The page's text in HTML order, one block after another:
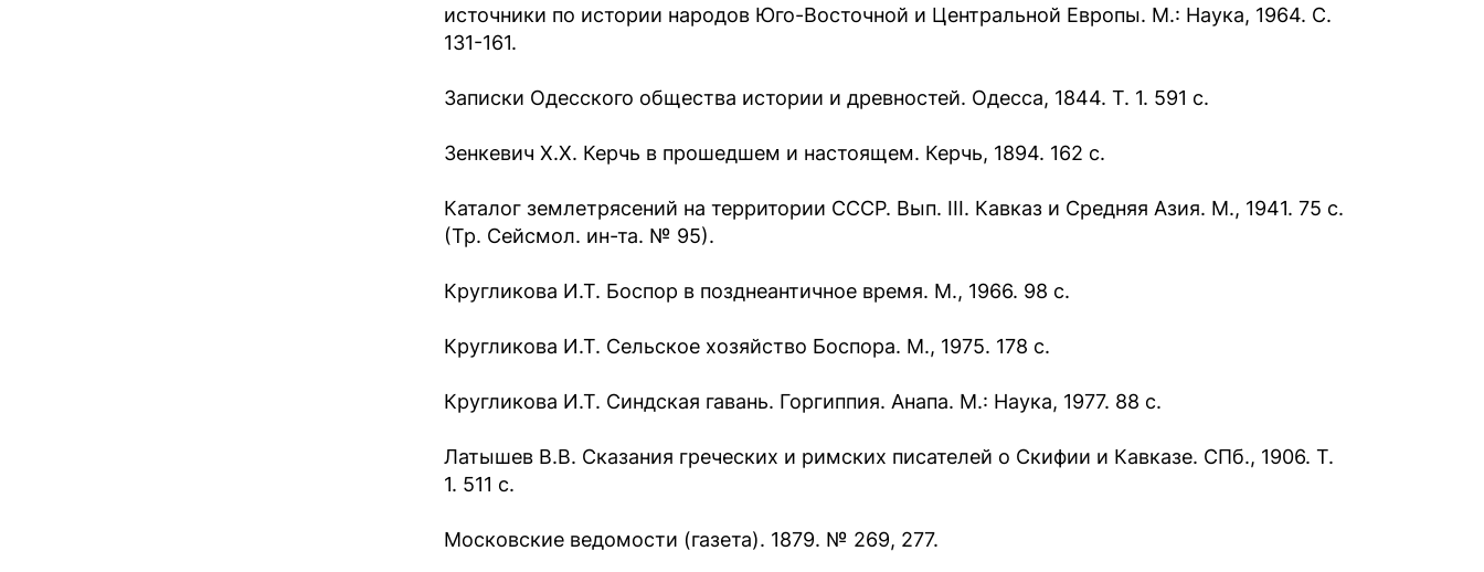
источники по истории народов Юго-Восточной и Центральной Европы. М.: Наука, 1964. С.
131-161.
Записки Одесского общества истории и древностей. Одесса, 1844. Т. 1. 591 с.
Зенкевич Х.Х. Керчь в прошедшем и настоящем. Керчь, 1894. 162 с.
Каталог землетрясений на территории СССР. Вып. III. Кавказ и Средняя Азия. М., 1941. 75 с.
(Тр. Сейсмол. ин-та. № 95).
Кругликова И.Т. Боспор в позднеантичное время. М., 1966. 98 с.
Кругликова И.Т. Сельское хозяйство Боспора. М., 1975. 178 с.
Кругликова И.Т. Синдская гавань. Горгиппия. Анапа. М.: Наука, 1977. 88 с.
Латышев В.В. Сказания греческих и римских писателей о Скифии и Кавказе. СПб., 1906. Т.
1. 511 с.
Московские ведомости (газета). 1879. № 269, 277.